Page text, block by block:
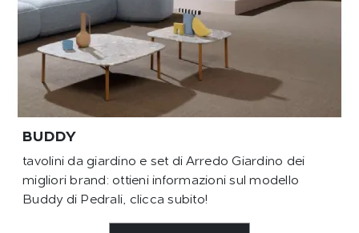
BUDDY
tavolini da giardino e set di Arredo Giardino dei
migliori brand: ottieni informazioni sul modello
Buddy di Pedrali, clicca subito!